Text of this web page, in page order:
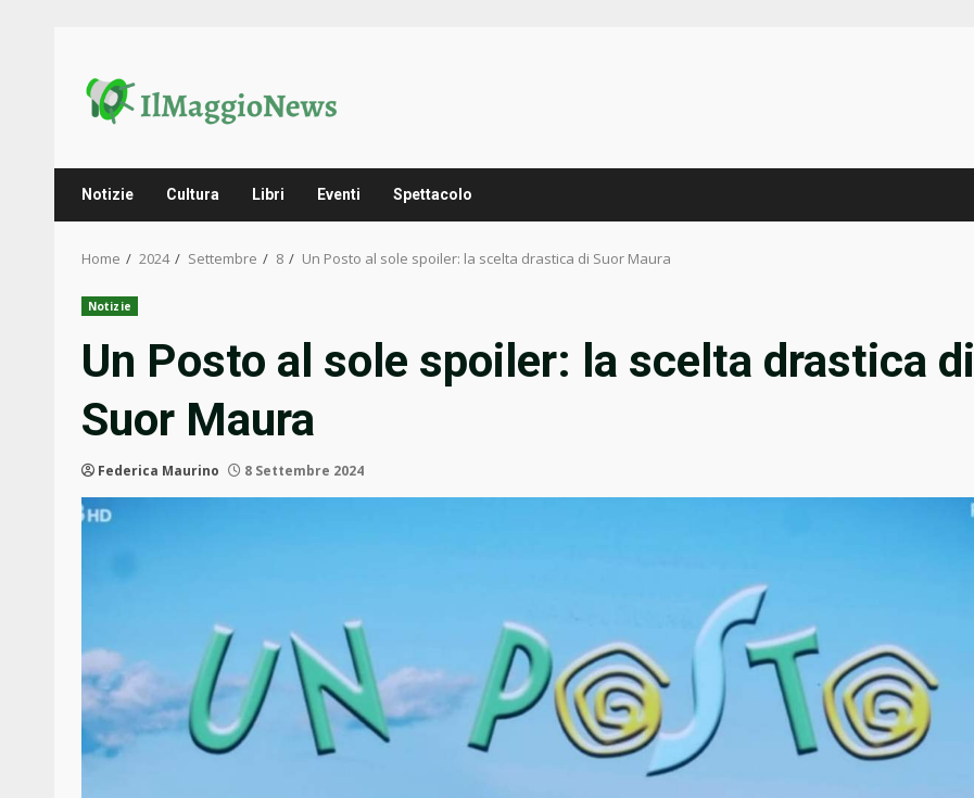
content
Notizie Cultura Libri Eventi Spettacolo
Home 2024 Settembre 8 Un Posto al sole spoiler: la scelta drastica di Suor Maura
Notizie
Un Posto al sole spoiler: la scelta drastica di
Suor Maura
Federica Maurino 8 Settembre 2024